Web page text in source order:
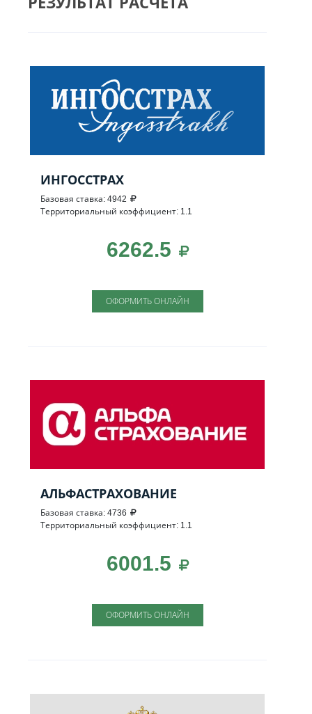
ИНГОССТРАХ
Базовая ставка: 4942
Территориальный коэффициент: 1.1
6262.5
ОФОРМИТЬ ОНЛАЙН
АЛЬФАСТРАХОВАНИЕ
Базовая ставка: 4736
Территориальный коэффициент: 1.1
6001.5
ОФОРМИТЬ ОНЛАЙН